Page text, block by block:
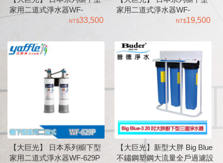
家用二道式淨水器WF-
62901UVC 亞爾浦Yaffle UVC
水器）3分
33,500
家用二道式淨水器WF-
629PT(硬水軟化型) 亞爾浦
19,500
【大巨光】 日本系列櫥下型
家用二道式淨水器WF-629P
【大巨光】新型大胖 Big Blue
不鏽鋼塑鋼大流量全戶過濾設